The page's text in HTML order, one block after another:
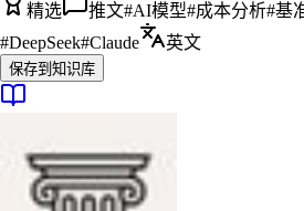
精选 推文#AI模型#成本分析#基
#DeepSeek#Claude 英文
保存到知识库